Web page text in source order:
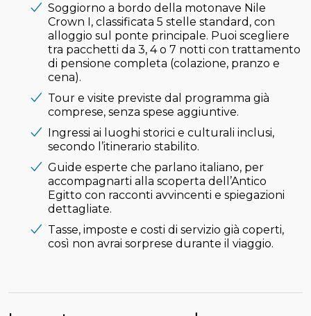
Soggiorno a bordo della motonave Nile
Crown I, classificata 5 stelle standard, con
alloggio sul ponte principale. Puoi scegliere
tra pacchetti da 3, 4 o 7 notti con trattamento
di pensione completa (colazione, pranzo e
cena).
Tour e visite previste dal programma già
comprese, senza spese aggiuntive.
Ingressi ai luoghi storici e culturali inclusi,
secondo l’itinerario stabilito.
Guide esperte che parlano italiano, per
accompagnarti alla scoperta dell’Antico
Egitto con racconti avvincenti e spiegazioni
dettagliate.
Tasse, imposte e costi di servizio già coperti,
così non avrai sorprese durante il viaggio.